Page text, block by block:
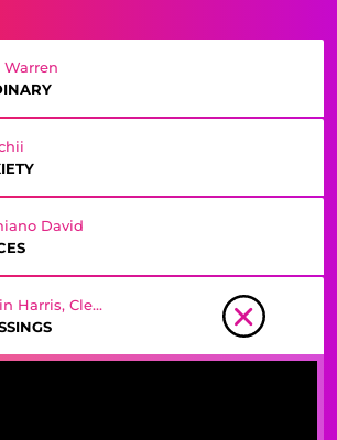
Warren
David
Calvin Harris, Clementine Douglas